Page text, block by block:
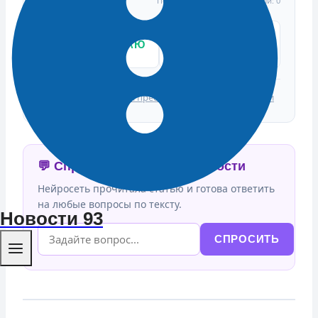
Новости 93
ПОДТВЕРЖДАЮ
Новости пресс-центра Минфина России
💬 Спросить ИИ об этой новости
Нейросеть прочитала статью и готова ответить
на любые вопросы по тексту.
СПРОСИТЬ